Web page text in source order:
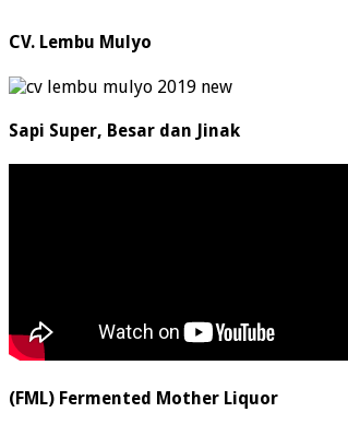
CV. Lembu Mulyo
Sapi Super, Besar dan Jinak
(FML) Fermented Mother Liquor